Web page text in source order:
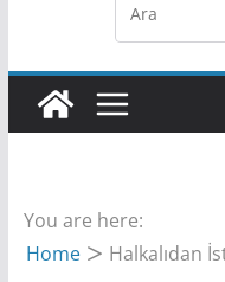
n
You are here:
Home
Halkalıdan